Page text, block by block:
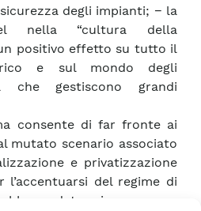
degli impianti; − la
nella “cultura della
positivo effetto su tutto il
e sul mondo degli
che gestiscono grandi
consente di far fronte ai
mutato scenario associato
e privatizzazione
l’accentuarsi del regime di
determinare una